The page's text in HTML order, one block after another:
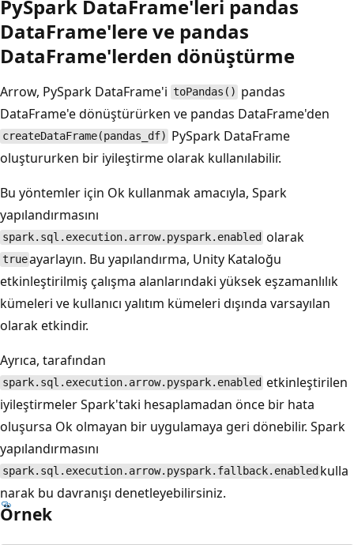
PySpark DataFrame'leri pandas
DataFrame'lere ve pandas
DataFrame'lerden dönüştürme
Arrow, PySpark DataFrame'i toPandas() pandas
DataFrame'e dönüştürürken ve pandas DataFrame'den
createDataFrame(pandas_df) PySpark DataFrame
oluştururken bir iyileştirme olarak kullanılabilir.
Bu yöntemler için Ok kullanmak amacıyla, Spark
yapılandırmasını
spark.sql.execution.arrow.pyspark.enabled olarak
trueayarlayın. Bu yapılandırma, Unity Kataloğu
etkinleştirilmiş çalışma alanlarındaki yüksek eşzamanlılık
kümeleri ve kullanıcı yalıtım kümeleri dışında varsayılan
olarak etkindir.
Ayrıca, tarafından
spark.sql.execution.arrow.pyspark.enabled etkinleştirilen
iyileştirmeler Spark'taki hesaplamadan önce bir hata
oluşursa Ok olmayan bir uygulamaya geri dönebilir. Spark
yapılandırmasını
spark.sql.execution.arrow.pyspark.fallback.enabled kulla
narak bu davranışı denetleyebilirsiniz.
Örnek